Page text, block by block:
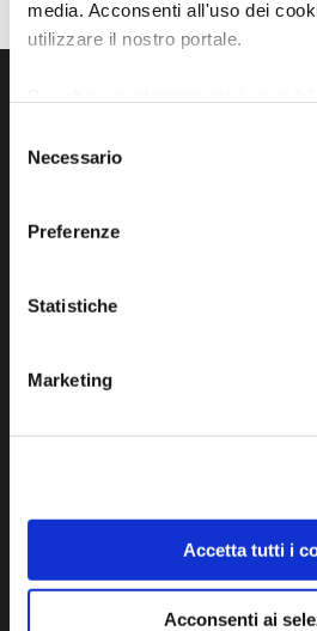
media. Acconsenti all'uso dei
utilizzare il nostro portale.
delNecessario
Preferenze
Statistiche
Marketing
Accetta tutti i
Acconsenti ai
Official tourist information
48012
Tel. +39 0545
P.IVA e Cod. Fiscale
P.E.C.